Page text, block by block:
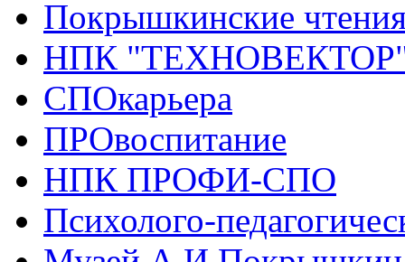
Покрышкинские
НПК
СПОкарьера
ПРОвоспитание
НПК ПРОФИ-СПО
Психолого-